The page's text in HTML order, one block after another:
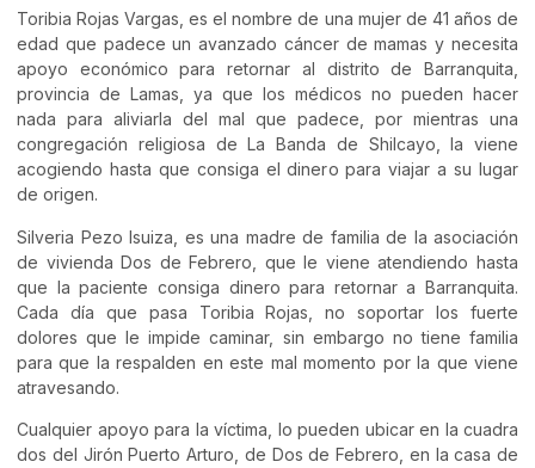
Toribia Rojas Vargas, es el nombre de una mujer de 41 años de
edad que padece un avanzado cáncer de mamas y necesita
apoyo económico para retornar al distrito de Barranquita,
provincia de Lamas, ya que los médicos no pueden hacer
nada para aliviarla del mal que padece, por mientras una
congregación religiosa de La Banda de Shilcayo, la viene
acogiendo hasta que consiga el dinero para viajar a su lugar
de origen.
Silveria Pezo Isuiza, es una madre de familia de la asociación
de vivienda Dos de Febrero, que le viene atendiendo hasta
que la paciente consiga dinero para retornar a Barranquita.
Cada día que pasa Toribia Rojas, no soportar los fuerte
dolores que le impide caminar, sin embargo no tiene familia
para que la respalden en este mal momento por la que viene
atravesando.
Cualquier apoyo para la víctima, lo pueden ubicar en la cuadra
dos del Jirón Puerto Arturo, de Dos de Febrero, en la casa de